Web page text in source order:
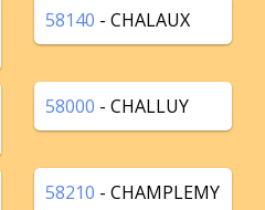
58140 - CHALAUX
58000 - CHALLUY
58210 - CHAMPLEMY